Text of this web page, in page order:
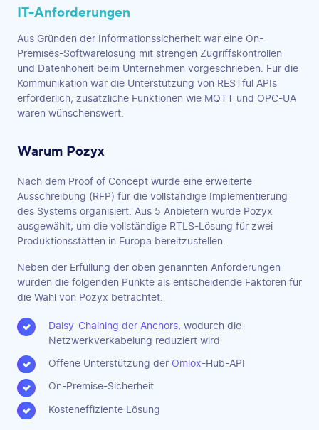
IT-Anforderungen
Aus Gründen der Informationssicherheit war eine On-
Premises-Softwarelösung mit strengen Zugriffskontrollen
und Datenhoheit beim Unternehmen vorgeschrieben. Für die
Kommunikation war die Unterstützung von RESTful APIs
erforderlich; zusätzliche Funktionen wie MQTT und OPC-UA
waren wünschenswert.
Warum Pozyx
Nach dem Proof of Concept wurde eine erweiterte
Ausschreibung (RFP) für die vollständige Implementierung
des Systems organisiert. Aus 5 Anbietern wurde Pozyx
ausgewählt, um die vollständige RTLS-Lösung für zwei
Produktionsstätten in Europa bereitzustellen.
Neben der Erfüllung der oben genannten Anforderungen
wurden die folgenden Punkte als entscheidende Faktoren für
die Wahl von Pozyx betrachtet:
Daisy-Chaining der Anchors, wodurch die
Netzwerkverkabelung reduziert wird
Offene Unterstützung der Omlox-Hub-API
On-Premise-Sicherheit
Kosteneffiziente Lösung